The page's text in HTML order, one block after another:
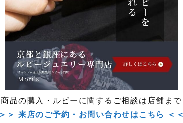
商品の購入・ルビーに関するご相談は店舗まで
＞＞ 来店のご予約・お問い合わせはこちら ＜＜